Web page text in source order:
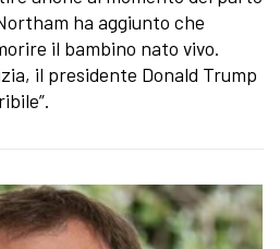
ha aggiunto che
il bambino nato vivo.
il presidente Donald Trump